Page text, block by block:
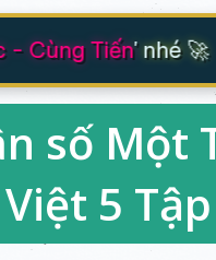
Tiến' nhé 🚀
số Một
5